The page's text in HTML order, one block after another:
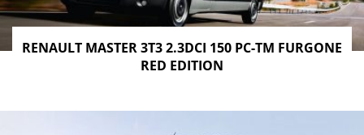
RENAULT MASTER 3T3 2.3DCI 150 PC-TM FURGONE
RED EDITION